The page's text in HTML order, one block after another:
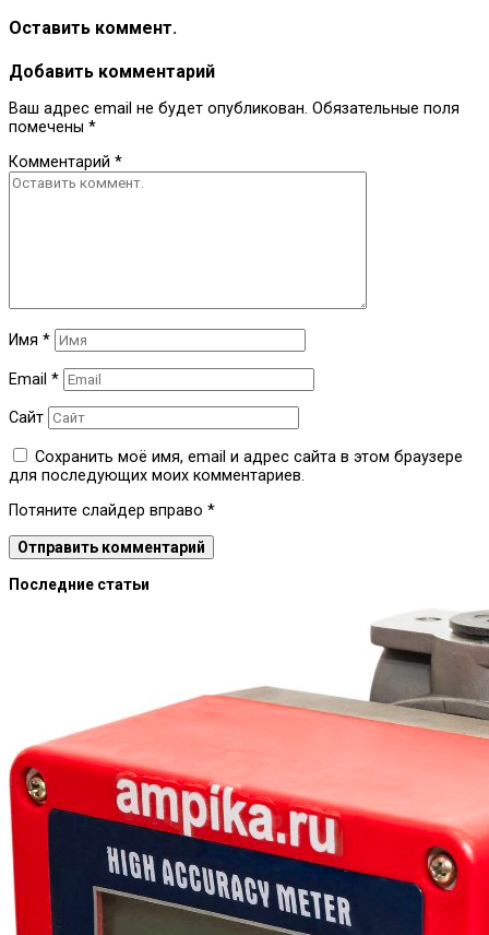
Оставить коммент.
Добавить комментарий
Ваш адрес email не будет опубликован. Обязательные поля
помечены *
Комментарий *
Имя *
Email *
Сайт
Сохранить моё имя, email и адрес сайта в этом браузере
для последующих моих комментариев.
Потяните слайдер вправо *
Последние статьи